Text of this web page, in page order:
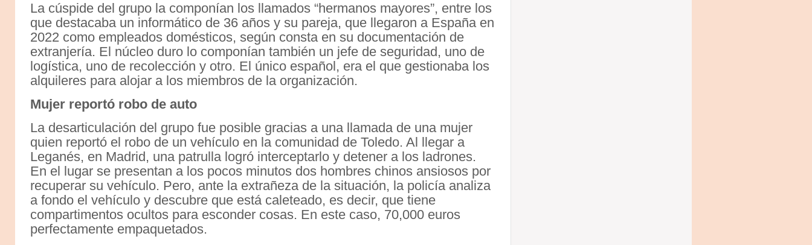
La cúspide del grupo la componían los llamados “hermanos mayores”, entre los
que destacaba un informático de 36 años y su pareja, que llegaron a España en
2022 como empleados domésticos, según consta en su documentación de
extranjería. El núcleo duro lo componían también un jefe de seguridad, uno de
logística, uno de recolección y otro. El único español, era el que gestionaba los
alquileres para alojar a los miembros de la organización.
Mujer reportó robo de auto
La desarticulación del grupo fue posible gracias a una llamada de una mujer
quien reportó el robo de un vehículo en la comunidad de Toledo. Al llegar a
Leganés, en Madrid, una patrulla logró interceptarlo y detener a los ladrones.
En el lugar se presentan a los pocos minutos dos hombres chinos ansiosos por
recuperar su vehículo. Pero, ante la extrañeza de la situación, la policía analiza
a fondo el vehículo y descubre que está caleteado, es decir, que tiene
compartimentos ocultos para esconder cosas. En este caso, 70,000 euros
perfectamente empaquetados.